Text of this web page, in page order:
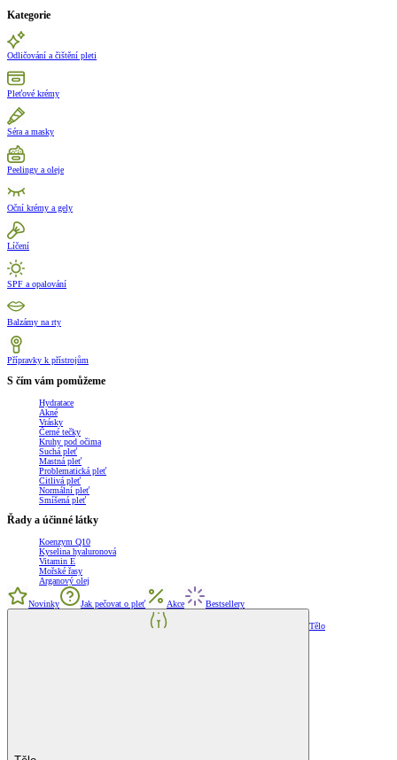
Kategorie
Odličování a čištění pleti
Pleťové krémy
Séra a masky
Peelingy a oleje
Oční krémy a gely
Líčení
SPF a opalování
Balzámy na rty
Přípravky k přístrojům
S čím vám pomůžeme
Hydratace
Akné
Vrásky
Černé tečky
Kruhy pod očima
Suchá pleť
Mastná pleť
Problematická pleť
Citlivá pleť
Normální pleť
Smíšená pleť
Řady a účinné látky
Koenzym Q10
Kyselina hyaluronová
Vitamin E
Mořské řasy
Arganový olej
Novinky Jak pečovat o pleť Akce Bestsellery
Tělo